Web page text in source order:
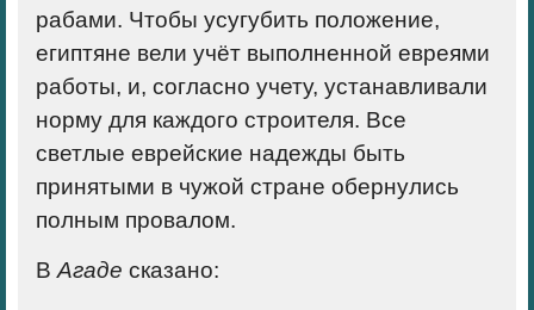
рабами. Чтобы усугубить положение,
египтяне вели учёт выполненной евреями
работы, и, согласно учету, устанавливали
норму для каждого строителя. Все
светлые еврейские надежды быть
принятыми в чужой стране обернулись
полным провалом.
В Агаде сказано: